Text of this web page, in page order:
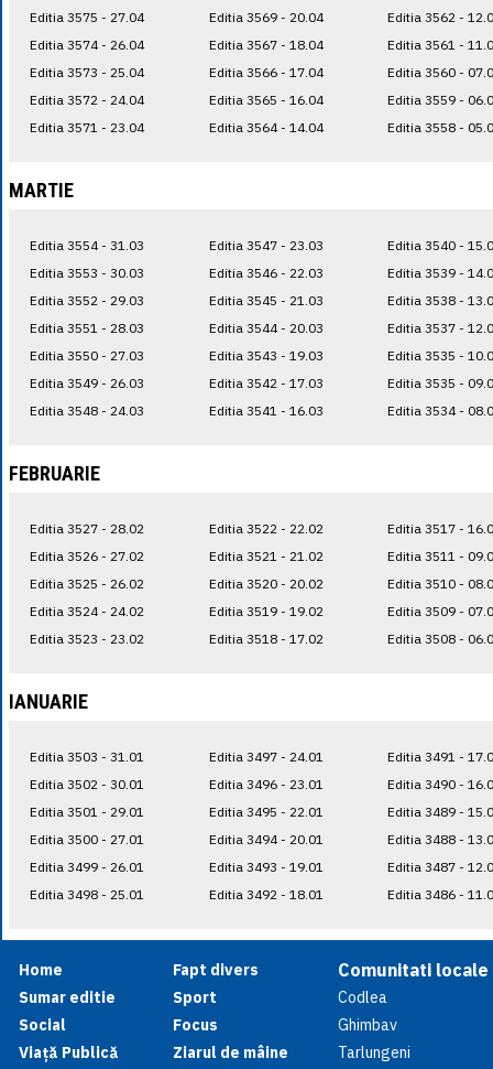
Editia 3575 - 27.04
Editia 3574 - 26.04
Editia 3573 - 25.04
Editia 3572 - 24.04
Editia 3571 - 23.04
Editia 3569 - 20.04
Editia 3567 - 18.04
Editia 3566 - 17.04
Editia 3565 - 16.04
Editia 3564 - 14.04
Editia 3562 -
Editia 3561 -
Editia 3560 -
Editia 3559 -
Editia 3558 -
MARTIE
Editia 3554 - 31.03
Editia 3553 - 30.03
Editia 3552 - 29.03
Editia 3551 - 28.03
Editia 3550 - 27.03
Editia 3549 - 26.03
Editia 3548 - 24.03
Editia 3547 - 23.03
Editia 3546 - 22.03
Editia 3545 - 21.03
Editia 3544 - 20.03
Editia 3543 - 19.03
Editia 3542 - 17.03
Editia 3541 - 16.03
Editia 3540 -
Editia 3539 -
Editia 3538 -
Editia 3537 -
Editia 3535 -
Editia 3535 -
Editia 3534 -
FEBRUARIE
Editia 3527 - 28.02
Editia 3526 - 27.02
Editia 3525 - 26.02
Editia 3524 - 24.02
Editia 3523 - 23.02
Editia 3522 - 22.02
Editia 3521 - 21.02
Editia 3520 - 20.02
Editia 3519 - 19.02
Editia 3518 - 17.02
Editia 3517 -
Editia 3511 -
Editia 3510 -
Editia 3509 -
Editia 3508 -
IANUARIE
Editia 3503 - 31.01
Editia 3502 - 30.01
Editia 3501 - 29.01
Editia 3500 - 27.01
Editia 3499 - 26.01
Editia 3498 - 25.01
Editia 3497 - 24.01
Editia 3496 - 23.01
Editia 3495 - 22.01
Editia 3494 - 20.01
Editia 3493 - 19.01
Editia 3492 - 18.01
Editia 3491 -
Editia 3490 -
Editia 3489 -
Editia 3488 -
Editia 3487 -
Editia 3486 -
Home
Sumar editie
Social
Viață Publică
Fapt divers
Sport
Focus
Ziarul de mâine
Comunitati locale
Codlea
Ghimbav
Tarlungeni